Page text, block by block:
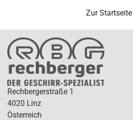
Zur Startseite
Rechbergerstraße 1
4020 Linz
Österreich